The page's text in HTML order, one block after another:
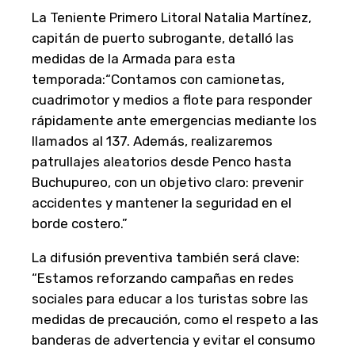
La Teniente Primero Litoral Natalia Martínez,
capitán de puerto subrogante, detalló las
medidas de la Armada para esta
temporada:“Contamos con camionetas,
cuadrimotor y medios a flote para responder
rápidamente ante emergencias mediante los
llamados al 137. Además, realizaremos
patrullajes aleatorios desde Penco hasta
Buchupureo, con un objetivo claro: prevenir
accidentes y mantener la seguridad en el
borde costero.”
La difusión preventiva también será clave:
“Estamos reforzando campañas en redes
sociales para educar a los turistas sobre las
medidas de precaución, como el respeto a las
banderas de advertencia y evitar el consumo